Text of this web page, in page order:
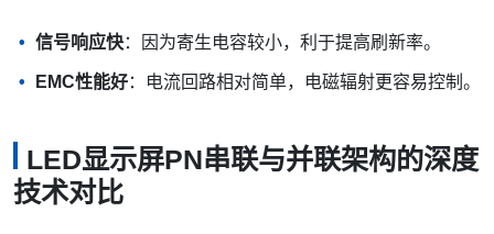
信号响应快：因为寄生电容较小，利于提高刷新率。
EMC性能好：电流回路相对简单，电磁辐射更容易控制。
LED显示屏PN串联与并联架构的深度
技术对比